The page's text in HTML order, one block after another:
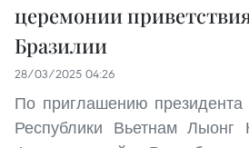
церемонии
Бразилии
28/03/2025 04:26
По приглашению президента
Республики Вьетнам Лыонг